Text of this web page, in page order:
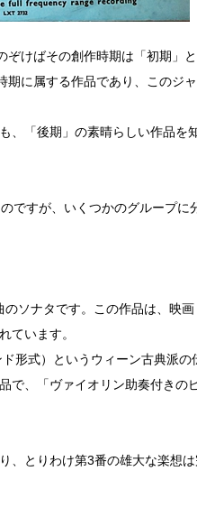
けばその創作時期は「初期」
に属する作品であり、このジ
、「後期」の素晴らしい作品を
ですが、いくつかのグループに
ソナタです。この作品は、映
ています。
形式）というウィーン古典派の
で、「ヴァイオリン助奏付きの
、とりわけ第3番の雄大な楽想